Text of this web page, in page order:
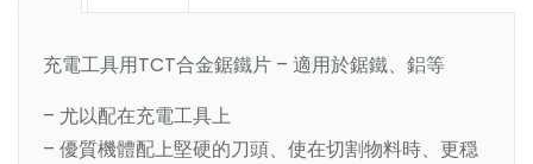
充電工具用TCT合金鋸鐵片 – 適用於鋸鐵、鋁等
– 尤以配在充電工具上
– 優質機體配上堅硬的刀頭、使在切割物料時、更穏